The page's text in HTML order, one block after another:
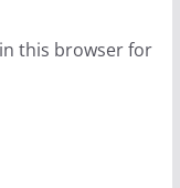
this browser for